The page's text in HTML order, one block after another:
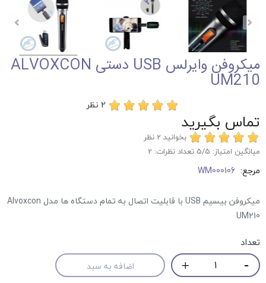
میکروفن وایرلس USB دستی ALVOXCON
UM210
2 نظر
تماس بگیرید
بخوانید 2 نظر
میانگین امتیاز:
5/5 تعداد نظرات: 2
مرجع: WM000106
میکروفن بیسیم USB با قابلیت اتصال به تمام دستگاه ها مدل Alvoxcon
UM210
تعداد
اضافه به سبد